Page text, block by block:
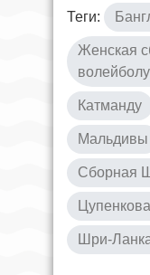
Теги:
Женская
волейболу
Катманду
Мальдивы
Сборная
Шри-